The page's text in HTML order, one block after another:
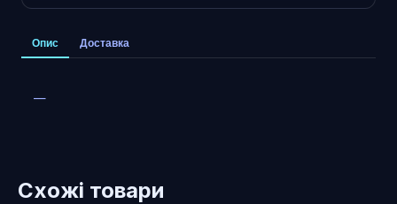
Опис Доставка
—
Схожі товари